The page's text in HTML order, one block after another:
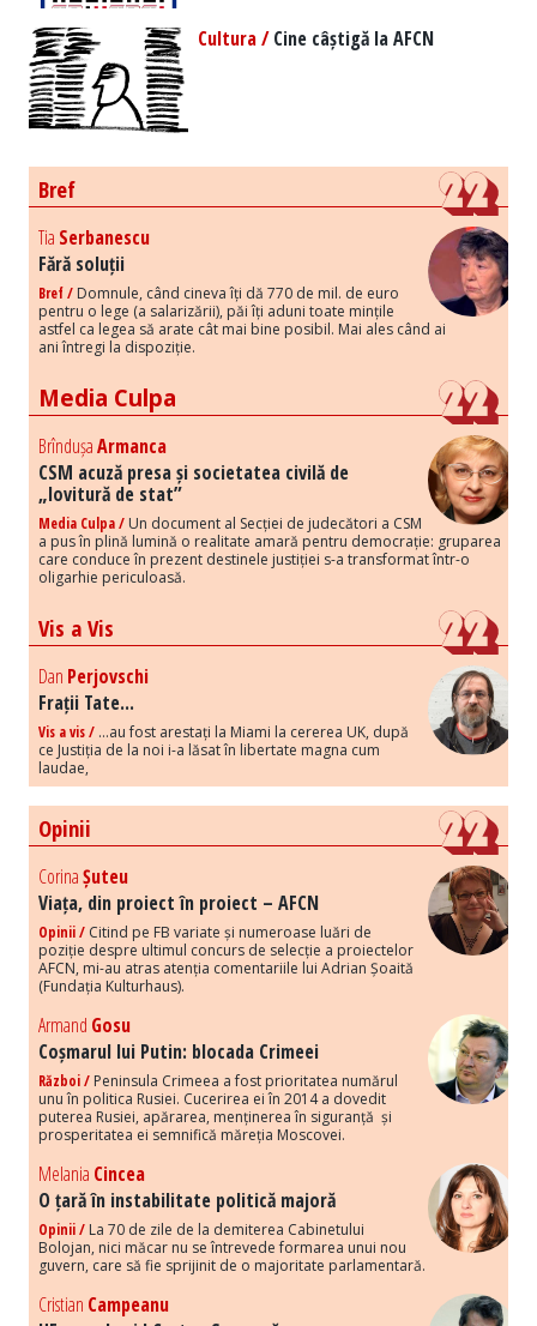
Cultura /Cine câștigă la AFCN
Bref
Tia Serbanescu
Fără soluții
Bref / Domnule, când cineva îți dă 770 de mil. de euro
pentru o lege (a salarizării), păi îți aduni toate mințile
astfel ca legea să arate cât mai bine posibil. Mai ales când ai
ani întregi la dispoziție.
Media Culpa
BrîndușaArmanca
CSM acuză presa și societatea civilă de
„lovitură de stat”
Media Culpa / Un document al Secției de judecători a CSM
a pus în plină lumină o realitate amară pentru democrație: gruparea
care conduce în prezent destinele justiției s-a transformat într-o
oligarhie periculoasă.
Vis a Vis
Dan Perjovschi
Frații Tate...
Vis a vis / ...au fost arestați la Miami la cererea UK, după
ce Justiția de la noi i-a lăsat în libertate magna cum
laudae,
Opinii
CorinaȘuteu
Viața, din proiect în proiect – AFCN
Opinii / Citind pe FB variate și numeroase luări de
poziție despre ultimul concurs de selecție a proiectelor
AFCN, mi-au atras atenția comentariile lui Adrian Șoaită
(Fundația Kulturhaus).
Armand Gosu
Coșmarul lui Putin: blocada Crimeei
Război / Peninsula Crimeea a fost prioritatea numărul
unu în politica Rusiei. Cucerirea ei în 2014 a dovedit
puterea Rusiei, apărarea, menținerea în siguranță și
prosperitatea ei semnifică măreția Moscovei.
Melania Cincea
O țară în instabilitate politică majoră
Opinii / La 70 de zile de la demiterea Cabinetului
Bolojan, nici măcar nu se întrevede formarea unui nou
guvern, care să fie sprijinit de o majoritate parlamentară.
Cristian Campeanu